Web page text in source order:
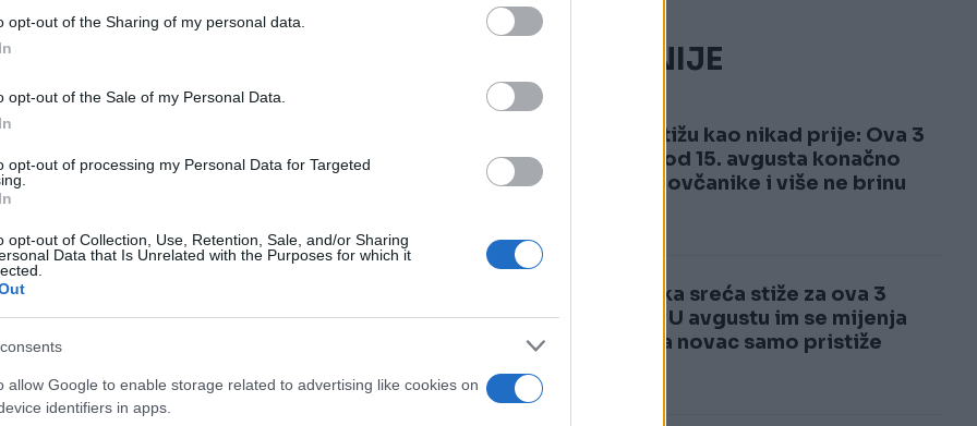
opt-out of the Sharing of my personal data.
opt-out of the Sale of my Personal Data.
opt-out of processing my Personal Data for Targeted
opt-out of Collection, Use, Retention, Sale, and/or Sharing
Data that Is Unrelated with the Purposes for which it
allow Google to enable storage related to advertising like cookies on
identifiers in apps.
i praktičnosti.
ponavljati iste greške i imaju naviku promatrati
sve pronicljivije. Kad Djevica nešto kaže, to
i osjećaj da je već vidjela sličan scenarij.
za ljude. Ne zadovoljavaju se površnim
gdje se nešto skriva. Njihova mudrost se
teške: znaju ostati pribrani, podnijeti neugodne
je ispravna.
Rijetko prolaze kroz stvari "lagano", ali
vrijedno, a što nije. Njihovi savjeti često zvuče
NAJČITANIJE
1
Pare stižu kao nikad prije: Ova 3
znaka od 15. avgusta konačno
pune novčanike i više ne brinu
2
Luđačka sreća stiže za ova 3
znaka: U avgustu im se mijenja
život, a novac samo pristiže